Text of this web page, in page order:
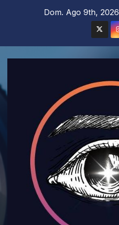
Dom. Ago 9th, 2026